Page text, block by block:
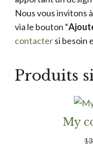
Nous vous invitons
via le bouton “
contactersi besoin
Produits
My